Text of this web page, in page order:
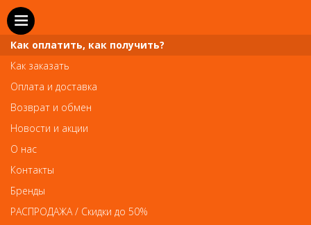
SEO
Как оплатить, как получить?
Как заказать
Оплата и доставка
Возврат и обмен
Новости и акции
О нас
Контакты
Бренды
РАСПРОДАЖА / Скидки до 50%